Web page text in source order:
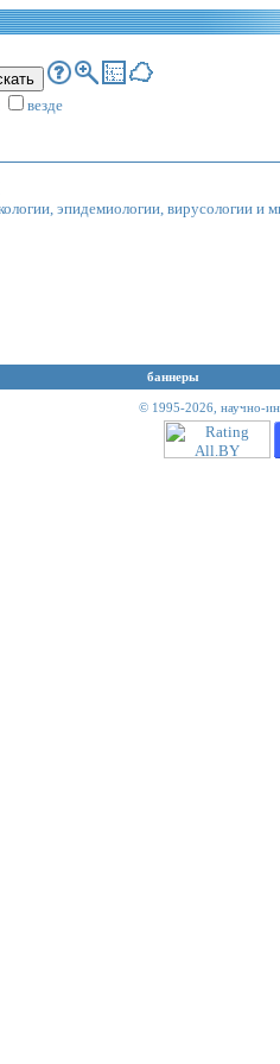
везде
эпидемиологии, вирусологии
баннеры
© 1995-2026, научно-